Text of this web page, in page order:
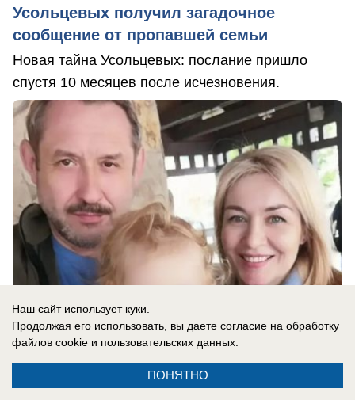
Усольцевых получил загадочное
сообщение от пропавшей семьи
Новая тайна Усольцевых: послание пришло
спустя 10 месяцев после исчезновения.
Наш сайт использует куки.
Продолжая его использовать, вы даете согласие на обработку
файлов cookie и пользовательских данных.
ПОНЯТНО